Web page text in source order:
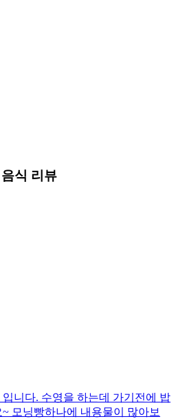
음식 리뷰
니다. 수영을 하는데 가기전에 밥
모닝빵하나에 내용물이 많아보